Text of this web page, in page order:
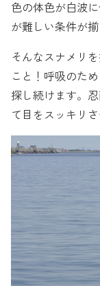
色の体色が白波
が難しい条件が
そんなスナメリを
こと！呼吸のた
探し続けます。
て目をスッキリ